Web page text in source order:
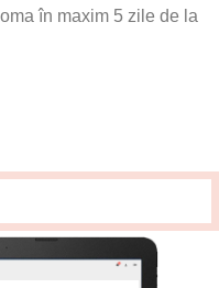
în maxim 5 zile de la